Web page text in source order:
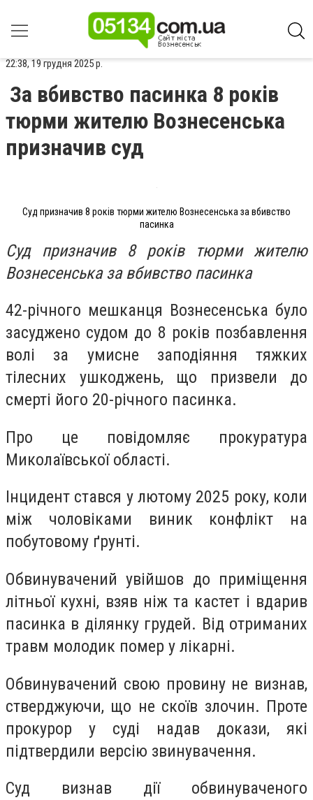
22:38, 19 грудня 2025 р.
За вбивство пасинка 8 років
тюрми жителю Вознесенська
призначив суд
Суд призначив 8 років тюрми жителю Вознесенська за вбивство
пасинка
Суд призначив 8 років тюрми жителю
Вознесенська за вбивство пасинка
42-річного мешканця Вознесенська було
засуджено судом до 8 років позбавлення
волі за умисне заподіяння тяжких
тілесних ушкоджень, що призвели до
смерті його 20-річного пасинка.
Про це повідомляє прокуратура
Миколаївської області.
Інцидент стався у лютому 2025 року, коли
між чоловіками виник конфлікт на
побутовому ґрунті.
Обвинувачений увійшов до приміщення
літньої кухні, взяв ніж та кастет і вдарив
пасинка в ділянку грудей. Від отриманих
травм молодик помер у лікарні.
Обвинувачений свою провину не визнав,
стверджуючи, що не скоїв злочин. Проте
прокурор у суді надав докази, які
підтвердили версію звинувачення.
Суд визнав дії обвинуваченого